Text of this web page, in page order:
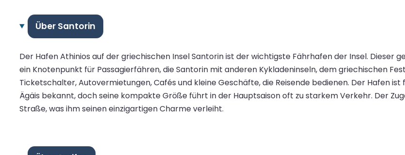
Über Santorin
Der Hafen Athinios auf der griechischen Insel Santorin ist der wichtigste Fährhafen der Insel. Dieser
ein Knotenpunkt für Passagierfähren, die Santorin mit anderen Kykladeninseln, dem griechischen
Ticketschalter, Autovermietungen, Cafés und kleine Geschäfte, die Reisende bedienen. Der Hafen
Ägäis bekannt, doch seine kompakte Größe führt in der Hauptsaison oft zu starkem Verkehr. Der
Straße, was ihm seinen einzigartigen Charme verleiht.